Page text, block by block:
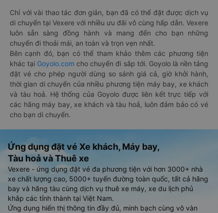
Chỉ với vài thao tác đơn giản, bạn đã có thể đặt được dịch vụ
di chuyển tại Vexere với nhiều ưu đãi vô cùng hấp dẫn. Vexere
luôn sẵn sàng đồng hành và mang đến cho bạn những
chuyến đi thoải mái, an toàn và trọn vẹn nhất.
Bên cạnh đó, bạn có thể tham khảo thêm các phương tiện
khác tại Goyolo.com cho chuyến đi sắp tới. Goyolo là nền tảng
đặt vé cho phép người dùng so sánh giá cả, giờ khởi hành,
thời gian di chuyển của nhiều phương tiện máy bay, xe khách
và tàu hoả. Hệ thống của Goyolo được liên kết trực tiếp với
các hãng máy bay, xe khách và tàu hoả, luôn đảm bảo có vé
cho bạn di chuyển.
Ứng dụng đặt vé Xe khách, Máy bay,
Tàu hoả và Thuê xe
Vexere - ứng dụng đặt vé đa phương tiện với hơn 3000+ nhà
xe chất lượng cao, 5000+ tuyến đường toàn quốc, tất cả hãng
bay và hãng tàu cùng dịch vụ thuê xe máy, xe du lịch phủ
khắp các tỉnh thành tại Việt Nam.
Ứng dụng hiển thị thông tin đầy đủ, minh bạch cùng vô vàn